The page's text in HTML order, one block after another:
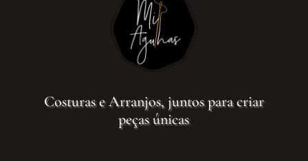
Costuras e Arranjos, juntos para criar
peças únicas